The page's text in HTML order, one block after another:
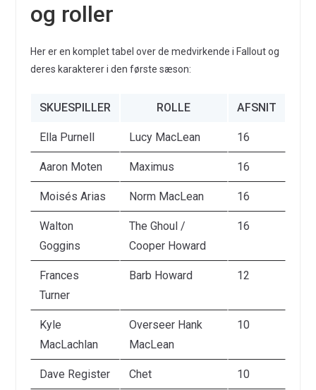
og roller
Her er en komplet tabel over de medvirkende i Fallout og
deres karakterer i den første sæson:
SKUESPILLER ROLLE AFSNIT
Ella Purnell Lucy MacLean 16
Aaron Moten Maximus 16
Moisés Arias Norm MacLean 16
Walton
Goggins
The Ghoul /
Cooper Howard
16
Frances
Turner
Barb Howard 12
Kyle
MacLachlan
Overseer Hank
MacLean
10
Dave Register Chet 10